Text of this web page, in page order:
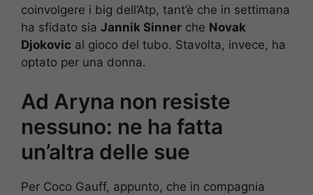
coinvolgere i big dell’Atp, tant’è che in settimana
ha sfidato sia Jannik Sinner che Novak
Djokovic al gioco del tubo. Stavolta, invece, ha
optato per una donna.
Ad Aryna non resiste
nessuno: ne ha fatta
un’altra delle sue
Per Coco Gauff, appunto, che in compagnia